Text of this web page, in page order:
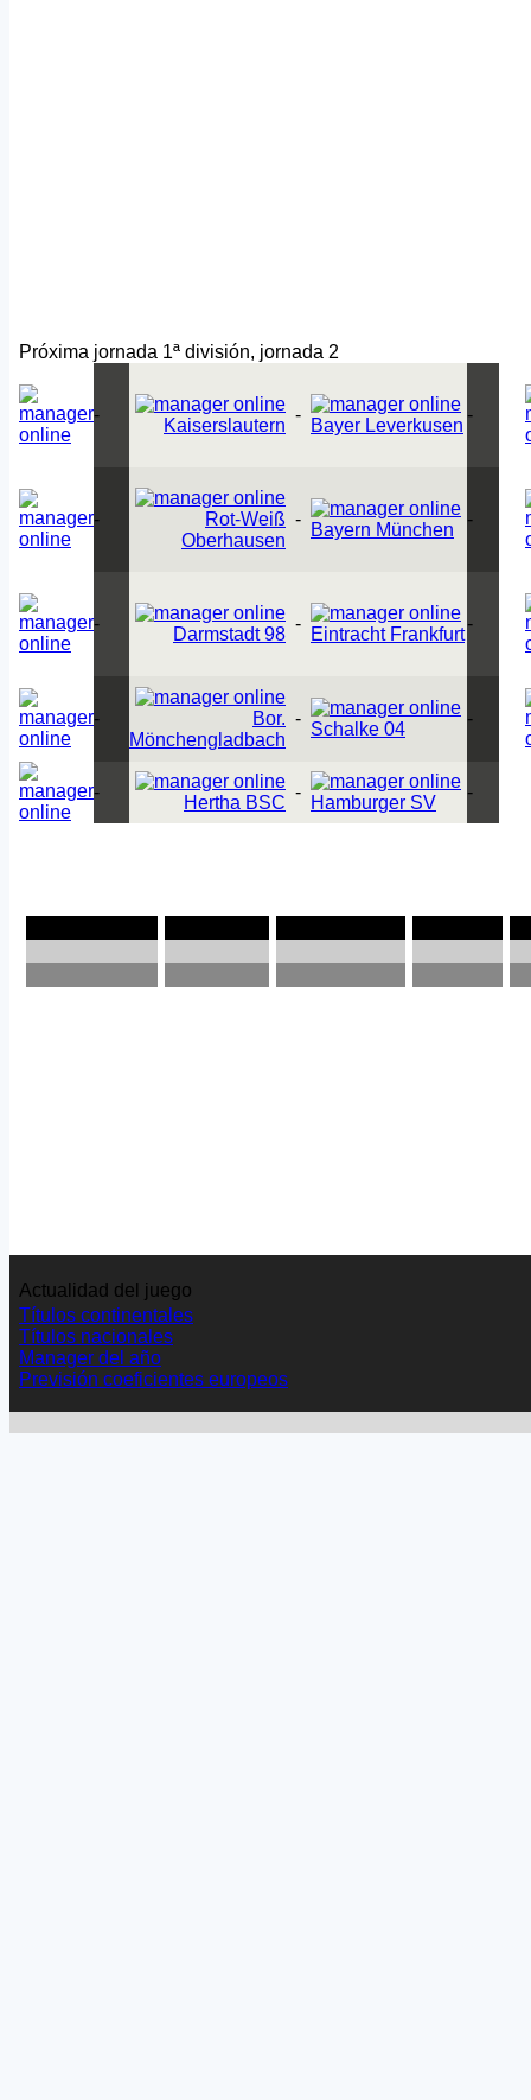
Próxima jornada 1ª división, jornada 2
-
Kaiserslautern
-
Bayer Leverkusen
-
-
Rot-Weiß
Oberhausen
-
Bayern München
-
-
Darmstadt 98
-
Eintracht Frankfurt
-
-
Bor.
Mönchengladbach
-
Schalke 04
-
-
Hertha BSC
-
Hamburger SV
-
Actualidad del juego
Títulos continentales
Títulos nacionales
Manager del año
Previsión coeficientes europeos